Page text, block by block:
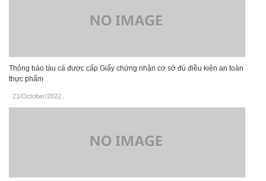
Thông báo tàu cá được cấp Giấy chứng nhận cơ sở đủ điều kiện an toàn
thực phẩm
21/October/2022